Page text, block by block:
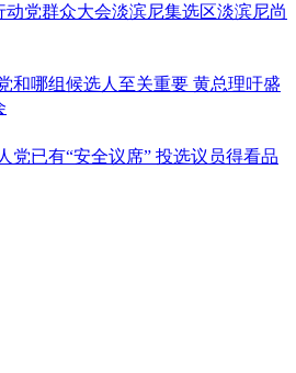
动党群众大会淡滨尼集选区淡滨尼尚
和哪组候选人至关重要 黄总理吁盛
党已有“安全议席” 投选议员得看品